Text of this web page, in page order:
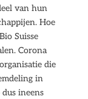
van hun
Hoe
Suisse
Corona
die
in
ineens